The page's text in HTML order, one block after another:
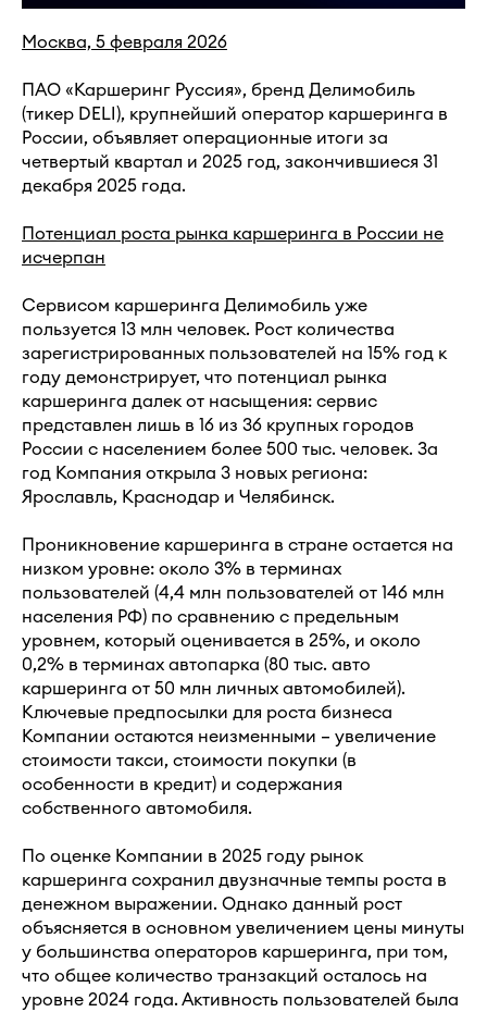
Москва, 5 февраля 2026
ПАО «Каршеринг Руссия», бренд Делимобиль
(тикер DELI), крупнейший оператор каршеринга в
России, объявляет операционные итоги за
четвертый квартал и 2025 год, закончившиеся 31
декабря 2025 года.
Потенциал роста рынка каршеринга в России не
исчерпан
Сервисом каршеринга Делимобиль уже
пользуется 13 млн человек. Рост количества
зарегистрированных пользователей на 15% год к
году демонстрирует, что потенциал рынка
каршеринга далек от насыщения: сервис
представлен лишь в 16 из 36 крупных городов
России с населением более 500 тыс. человек. За
год Компания открыла 3 новых региона:
Ярославль, Краснодар и Челябинск.
Проникновение каршеринга в стране остается на
низком уровне: около 3% в терминах
пользователей (4,4 млн пользователей от 146 млн
населения РФ) по сравнению с предельным
уровнем, который оценивается в 25%, и около
0,2% в терминах автопарка (80 тыс. авто
каршеринга от 50 млн личных автомобилей).
Ключевые предпосылки для роста бизнеса
Компании остаются неизменными – увеличение
стоимости такси, стоимости покупки (в
особенности в кредит) и содержания
собственного автомобиля.
По оценке Компании в 2025 году рынок
каршеринга сохранил двузначные темпы роста в
денежном выражении. Однако данный рост
объясняется в основном увеличением цены минуты
у большинства операторов каршеринга, при том,
что общее количество транзакций осталось на
уровне 2024 года. Активность пользователей была